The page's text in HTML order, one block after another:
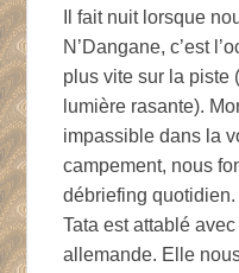
Il fait nuit lorsque
N’Dangane, c’est
plus vite sur la piste
lumière rasante).
impassible dans la
campement, nous
débriefing quotidien.
Tata est attablé
allemande. Elle